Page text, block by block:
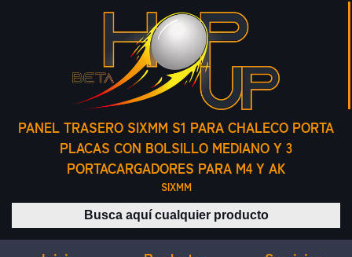
PANEL TRASERO SIXMM S1 PARA CHALECO PORTA
PLACAS CON BOLSILLO MEDIANO Y 3
PORTACARGADORES PARA M4 Y AK
SIXMM
Buscar productos